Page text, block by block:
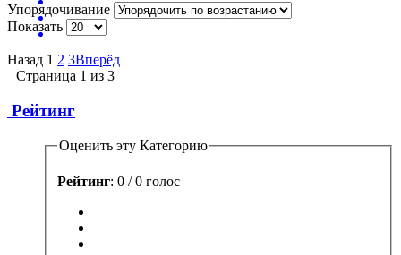
Упорядочивание
Показать
Назад 1 2 3Вперёд
Страница 1 из 3
Рейтинг
Оценить эту Категорию
Рейтинг: 0 / 0 голос